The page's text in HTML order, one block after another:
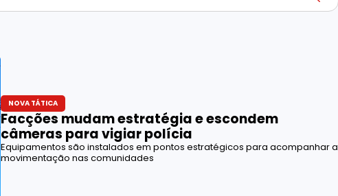
NOVA TÁTICA
Facções mudam estratégia e escondem
câmeras para vigiar polícia
Equipamentos são instalados em pontos estratégicos para acompanhar a
movimentação nas comunidades